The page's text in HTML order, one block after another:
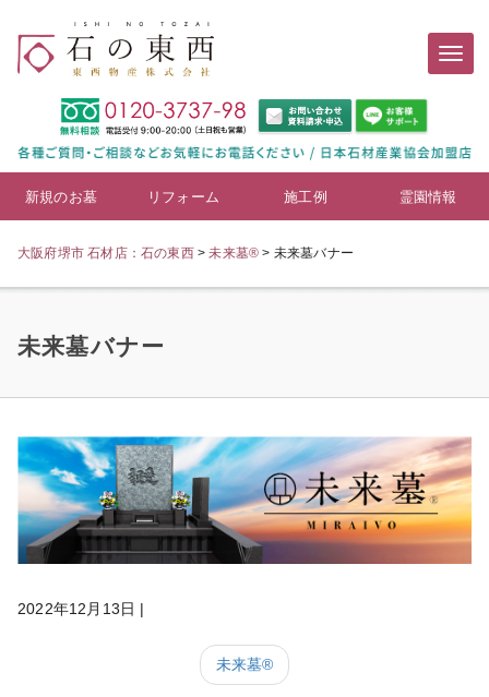
新規のお墓 リフォーム 施工例 霊園情報
大阪府堺市 石材店：石の東西>未来墓® > 未来墓バナー
未来墓バナー
2022年12月13日 |
未来墓®